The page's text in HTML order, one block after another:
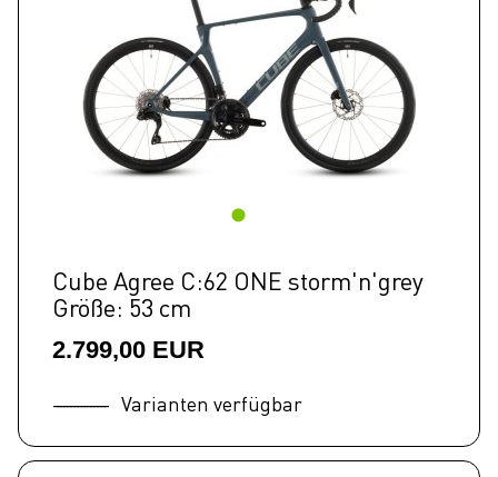
Cube Agree C:62 ONE storm'n'grey
Größe: 53 cm
2.799,00 EUR
Varianten verfügbar